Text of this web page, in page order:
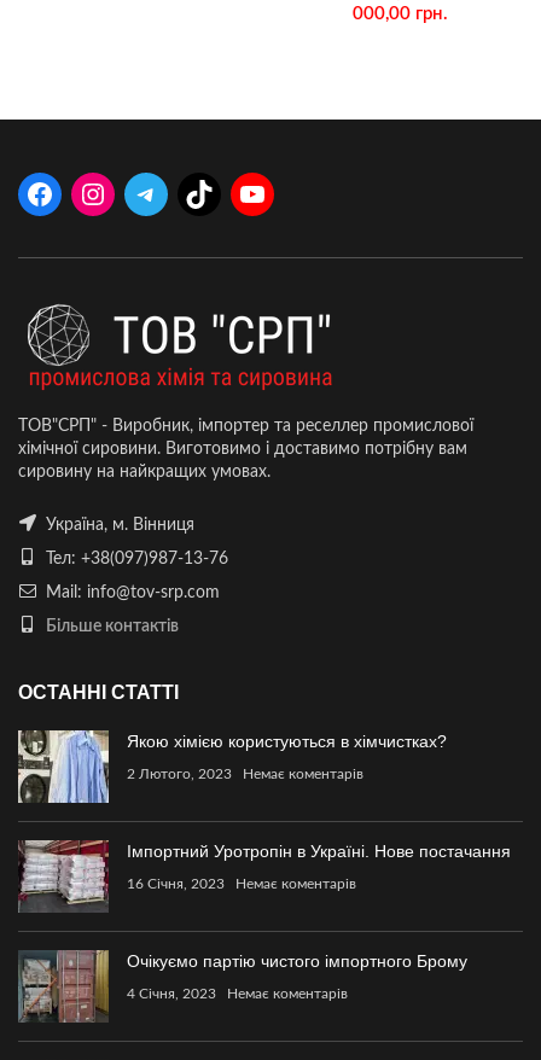
000,00 грн.
ТОВ"СРП" - Виробник, імпортер та реселлер промислової
хімічної сировини. Виготовимо і доставимо потрібну вам
сировину на найкращих умовах.
Україна, м. Вінниця
Тел: +38(097)987-13-76
Mail: info@tov-srp.com
Більше контактів
ОСТАННІ СТАТТІ
Якою хімією користуються в хімчистках?
2 Лютого, 2023 Немає коментарів
Імпортний Уротропін в Україні. Нове постачання
16 Січня, 2023 Немає коментарів
Очікуємо партію чистого імпортного Брому
4 Січня, 2023 Немає коментарів